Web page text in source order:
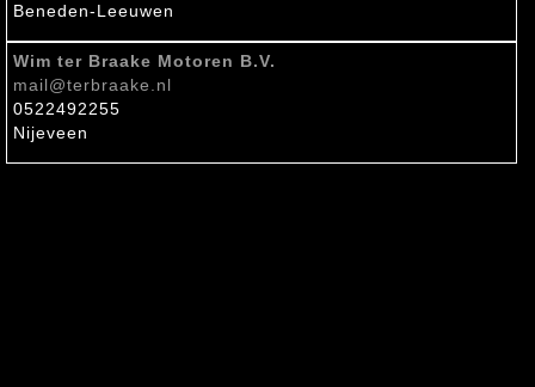
Beneden-Leeuwen
Wim ter Braake Motoren B.V.
mail@terbraake.nl
0522492255
Nijeveen